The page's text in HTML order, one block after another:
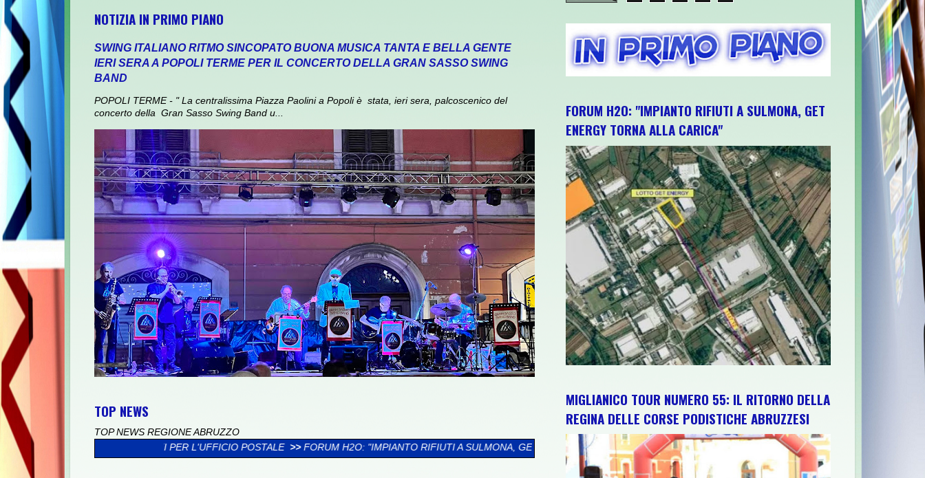
NOTIZIA IN PRIMO PIANO
SWING ITALIANO RITMO SINCOPATO BUONA MUSICA TANTA E BELLA GENTE
IERI SERA A POPOLI TERME PER IL CONCERTO DELLA GRAN SASSO SWING
BAND
POPOLI TERME - " La centralissima Piazza Paolini a Popoli è stata, ieri sera, palcoscenico del
concerto della Gran Sasso Swing Band u...
TOP NEWS
TOP NEWS REGIONE ABRUZZO
PER L'UFFICIO POSTALE
>> FORUM H2O: "IMPIANTO RIFIUTI A SULMONA, GET ENERGY TORNA ALLA CARICA. PROGETTO DI TRATTAMENTO CON PIROLISI RIPRESENTATO PER LA
FORUM H2O: "IMPIANTO RIFIUTI A SULMONA, GET
ENERGY TORNA ALLA CARICA"
MIGLIANICO TOUR NUMERO 55: IL RITORNO DELLA
REGINA DELLE CORSE PODISTICHE ABRUZZESI